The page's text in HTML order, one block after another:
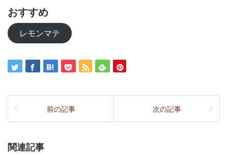
おすすめ
レモンマテ
前の記事 次の記事
関連記事